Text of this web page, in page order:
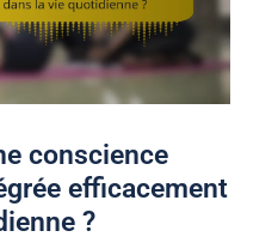
conscience
efficacement
?